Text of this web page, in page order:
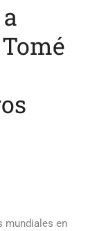
mundiales en